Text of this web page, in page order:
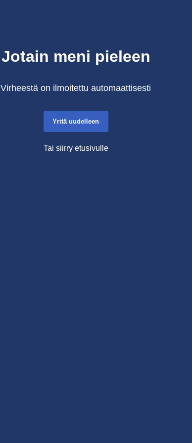
Jotain meni pieleen
Virheestä on ilmoitettu automaattisesti
Yritä uudelleen
Tai siirry etusivulle